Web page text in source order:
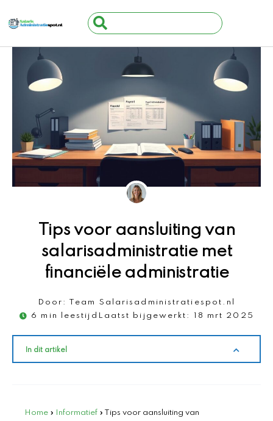
naar
inhoud
Search
...
Tips voor aansluiting van
salarisadministratie met
financiële administratie
Door:
Team Salarisadministratiespot.nl
6 min leestijd Laatst bijgewerkt: 18 mrt 2025
In dit artikel
Home » Informatief » Tips voor aansluiting van